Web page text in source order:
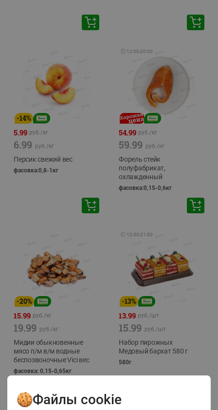
-14%
5.99 руб./кг
6.99 руб./кг
Персик свежий вес
фасовка:0,8-1кг
🕘 12:00-20:00
54.99 руб./кг
59.99 руб./кг
Форель стейк
полуфабрикат,
охлажденный
фасовка:0,15-0,6кг
-20%
15.99 руб./кг
19.99 руб./кг
Мидии обыкновенные
мясо п/м в/м водные
беспозвоночные Vici вес
фасовка: 0,15-0,65кг
🕘 12:00-21:00
-13%
13.99 руб./шт
15.99 руб./шт
Набор пирожных
Медовый бархат 580 г
580г
Файлы cookie